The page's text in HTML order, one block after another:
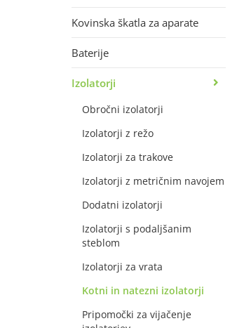
Kovinska škatla za aparate
Baterije
Izolatorji
Obročni izolatorji
Izolatorji z režo
Izolatorji za trakove
Izolatorji z metričnim navojem
Dodatni izolatorji
Izolatorji s podaljšanim
steblom
Izolatorji za vrata
Kotni in natezni izolatorji
Pripomočki za vijačenje